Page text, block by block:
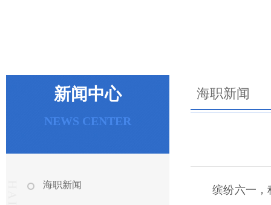
新闻中心
NEWS CENTER
海职新闻
海职新闻
缤纷六一，